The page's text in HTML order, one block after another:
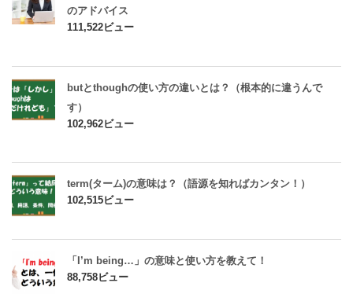
のアドバイス
111,522ビュー
butとthoughの使い方の違いとは？（根本的に違うんで
す）
102,962ビュー
term(ターム)の意味は？（語源を知ればカンタン！）
102,515ビュー
「I’m being…」の意味と使い方を教えて！
88,758ビュー